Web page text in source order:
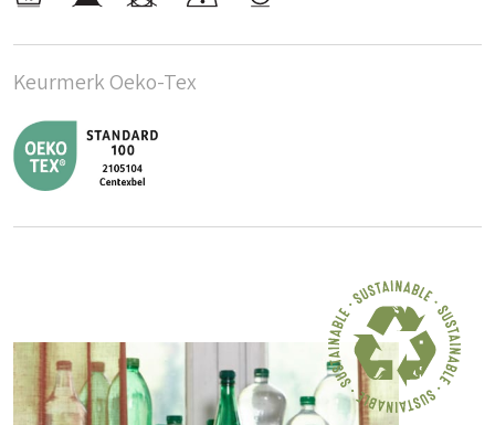
Keurmerk Oeko-Tex